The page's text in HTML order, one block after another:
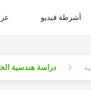
أشرطة فيديو
دراسة هندسية